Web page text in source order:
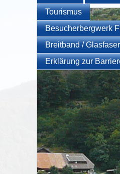
Tourismus
Besucherbergwerk
Breitband / Glasfaser
Erklärung zur